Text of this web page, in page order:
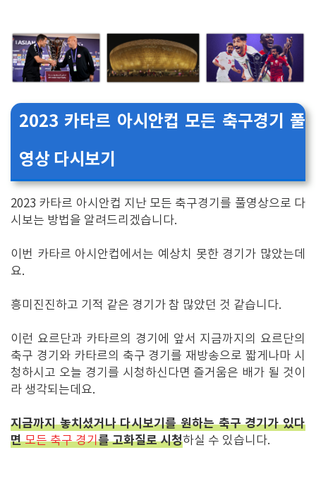
2023 카타르 아시안컵 모든 축구경기 풀
영상 다시보기
2023 카타르 아시안컵 지난 모든 축구경기를 풀영상으로 다
시보는 방법을 알려드리겠습니다.
이번 카타르 아시안컵에서는 예상치 못한 경기가 많았는데
요.
흥미진진하고 기적 같은 경기가 참 많았던 것 같습니다.
이런 요르단과 카타르의 경기에 앞서 지금까지의 요르단의
축구 경기와 카타르의 축구 경기를 재방송으로 짧게나마 시
청하시고 오늘 경기를 시청하신다면 즐거움은 배가 될 것이
라 생각되는데요.
지금까지 놓치셨거나 다시보기를 원하는 축구 경기가 있다
면모든 축구 경기를 고화질로 시청하실 수 있습니다.